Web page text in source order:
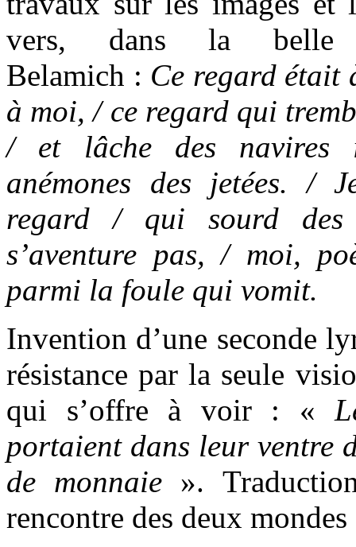
vers, dans la belle
Belamich : Ce regard était
à moi, / ce regard qui
/ et lâche des navires
anémones des jetées. /
regard / qui sourd des
s’aventure pas, / moi,
parmi la foule qui vomit.
Invention d’une seconde
résistance par la seule
qui s’offre à voir : «
portaient dans leur ventre
de monnaie».
rencontre des deux mondes